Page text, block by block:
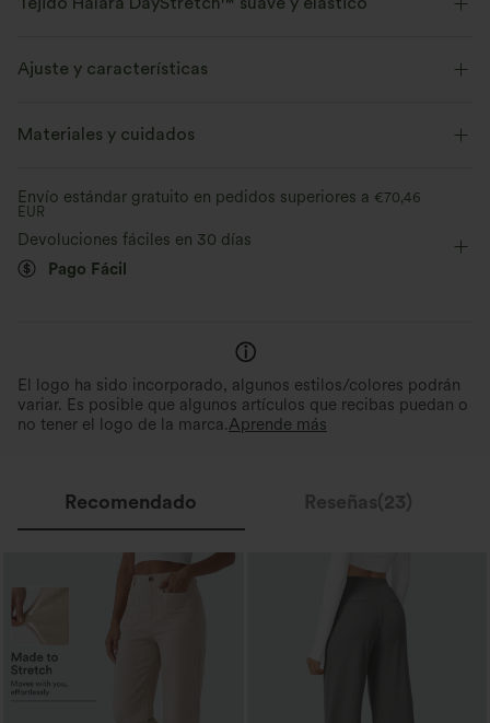
Tejido Halara DayStretch™ suave y elástico
ideal para cualquier actividad.
Ajuste y características
Cintura plana Bolsillo con solapa
Skinny
Materiales y cuidados
Envío estándar gratuito en pedidos superiores a €70,46
EUR
Devoluciones fáciles en 30 días
Pago Fácil
El logo ha sido incorporado, algunos estilos/colores podrán
variar. Es posible que algunos artículos que recibas puedan o
no tener el logo de la marca.Aprende más
Recomendado Reseñas(23)